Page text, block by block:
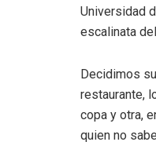
Universidad
escalinata
Decidimos
restaurante,
copa y otra,
quien no